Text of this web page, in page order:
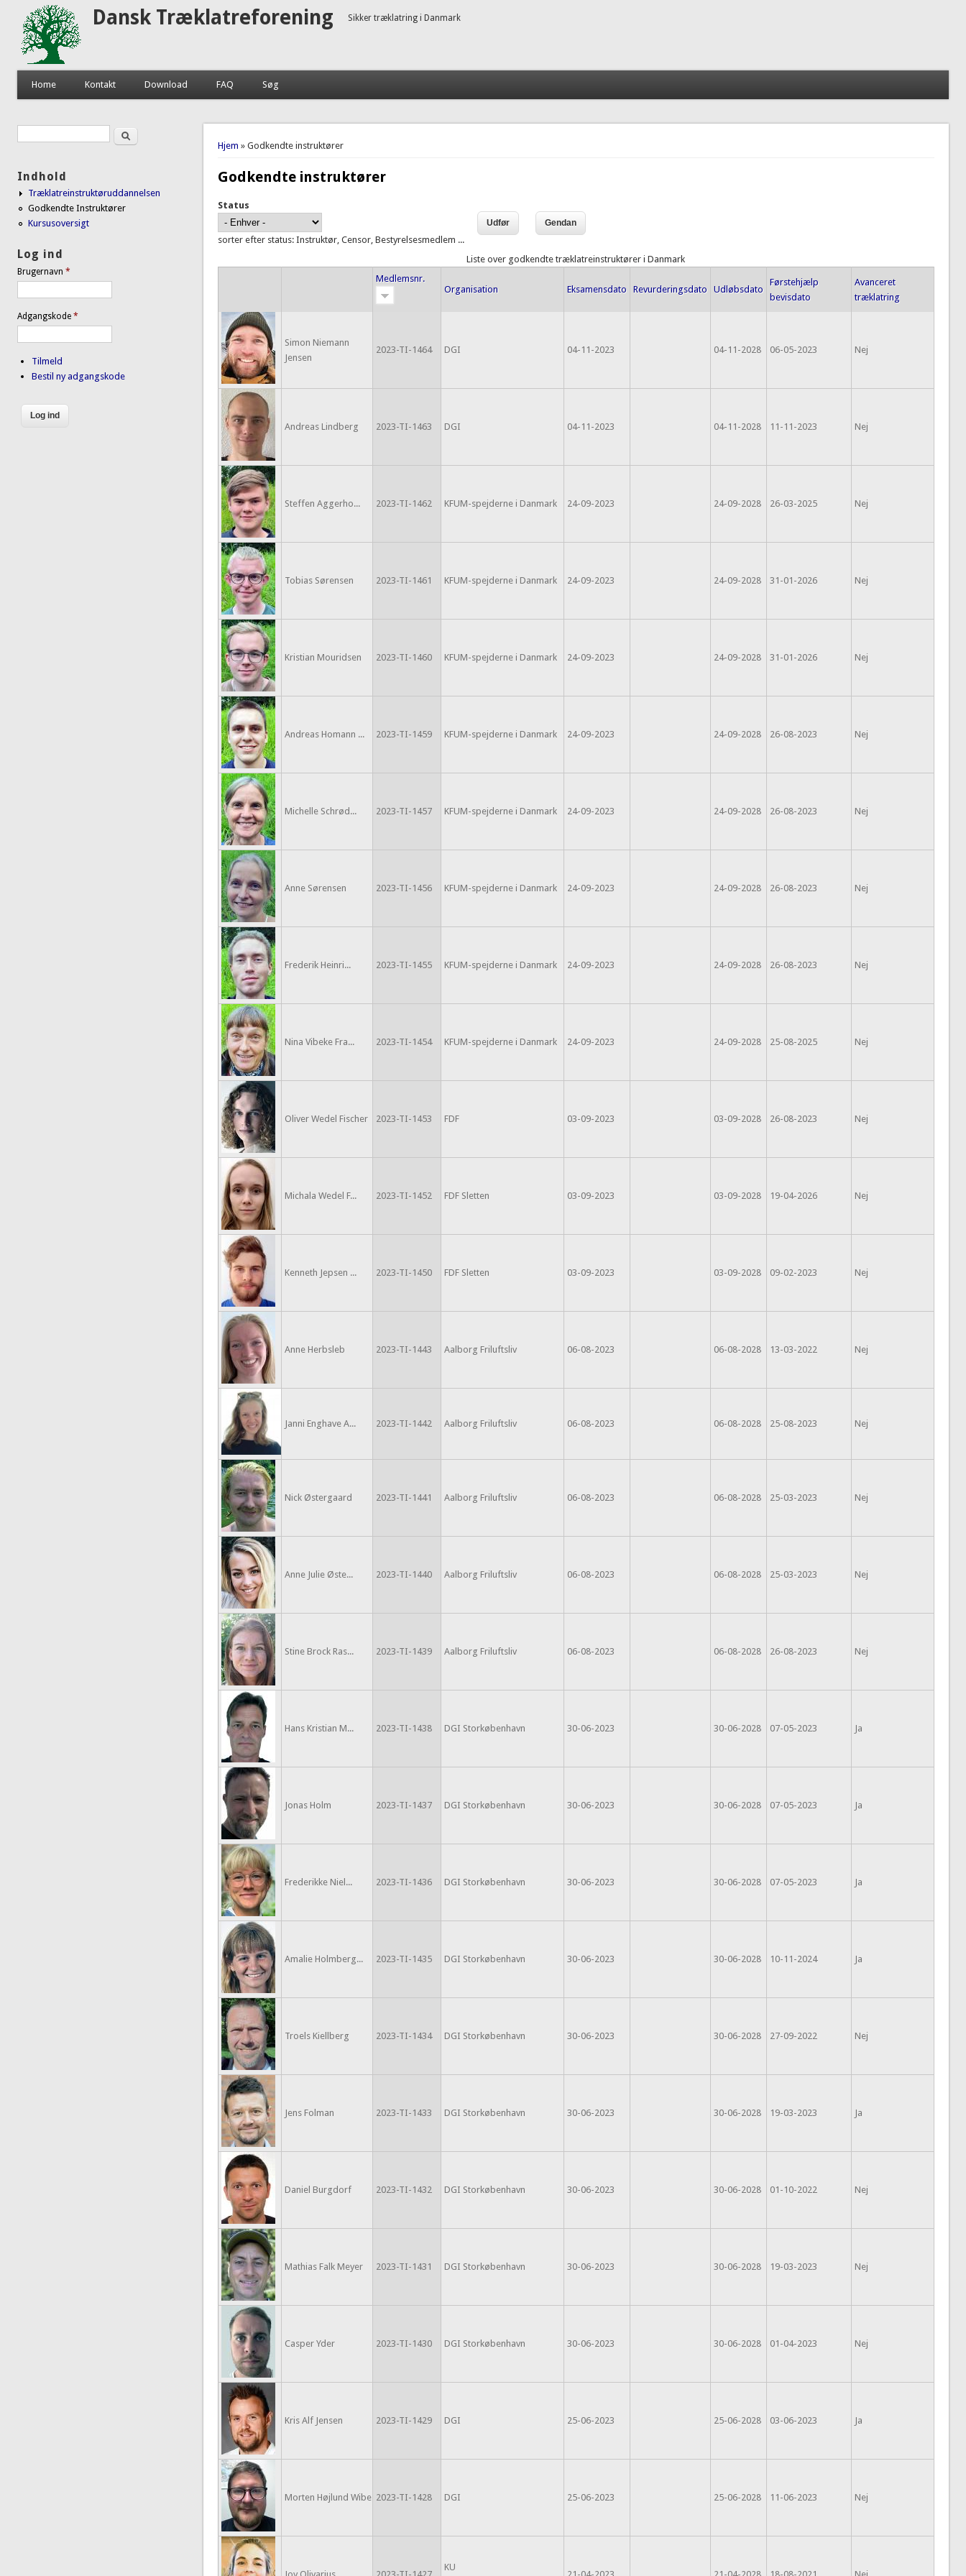
Dansk Træklatreforening Sikker træklatring i Danmark
Home Kontakt Download FAQ Søg
Du er her
Hjem » Godkendte instruktører
Godkendte instruktører
Status
sorter efter status: Instruktør, Censor, Bestyrelsesmedlem ...
Liste over godkendte træklatreinstruktører i Danmark
Medlemsnr.
Organisation
Eksamensdato Revurderingsdato Udløbsdato
Førstehjælp
bevisdato
Avanceret
træklatring
Simon Niemann
Jensen
2023-TI-1464 DGI 04-11-2023 04-11-2028 06-05-2023 Nej
Andreas Lindberg 2023-TI-1463 DGI 04-11-2023 04-11-2028 11-11-2023 Nej
Steffen Aggerho... 2023-TI-1462 KFUM-spejderne i Danmark 24-09-2023 24-09-2028 26-03-2025 Nej
Tobias Sørensen 2023-TI-1461 KFUM-spejderne i Danmark 24-09-2023 24-09-2028 31-01-2026 Nej
Kristian Mouridsen 2023-TI-1460 KFUM-spejderne i Danmark 24-09-2023 24-09-2028 31-01-2026 Nej
Andreas Homann ... 2023-TI-1459 KFUM-spejderne i Danmark 24-09-2023 24-09-2028 26-08-2023 Nej
Michelle Schrød... 2023-TI-1457 KFUM-spejderne i Danmark 24-09-2023 24-09-2028 26-08-2023 Nej
Anne Sørensen 2023-TI-1456 KFUM-spejderne i Danmark 24-09-2023 24-09-2028 26-08-2023 Nej
Frederik Heinri... 2023-TI-1455 KFUM-spejderne i Danmark 24-09-2023 24-09-2028 26-08-2023 Nej
Nina Vibeke Fra... 2023-TI-1454 KFUM-spejderne i Danmark 24-09-2023 24-09-2028 25-08-2025 Nej
Oliver Wedel Fischer 2023-TI-1453 FDF 03-09-2023 03-09-2028 26-08-2023 Nej
Michala Wedel F... 2023-TI-1452 FDF Sletten 03-09-2023 03-09-2028 19-04-2026 Nej
Kenneth Jepsen ... 2023-TI-1450 FDF Sletten 03-09-2023 03-09-2028 09-02-2023 Nej
Anne Herbsleb 2023-TI-1443 Aalborg Friluftsliv 06-08-2023 06-08-2028 13-03-2022 Nej
Janni Enghave A... 2023-TI-1442 Aalborg Friluftsliv 06-08-2023 06-08-2028 25-08-2023 Nej
Nick Østergaard 2023-TI-1441 Aalborg Friluftsliv 06-08-2023 06-08-2028 25-03-2023 Nej
Anne Julie Øste... 2023-TI-1440 Aalborg Friluftsliv 06-08-2023 06-08-2028 25-03-2023 Nej
Stine Brock Ras... 2023-TI-1439 Aalborg Friluftsliv 06-08-2023 06-08-2028 26-08-2023 Nej
Hans Kristian M... 2023-TI-1438 DGI Storkøbenhavn 30-06-2023 30-06-2028 07-05-2023 Ja
Jonas Holm 2023-TI-1437 DGI Storkøbenhavn 30-06-2023 30-06-2028 07-05-2023 Ja
Frederikke Niel... 2023-TI-1436 DGI Storkøbenhavn 30-06-2023 30-06-2028 07-05-2023 Ja
Amalie Holmberg... 2023-TI-1435 DGI Storkøbenhavn 30-06-2023 30-06-2028 10-11-2024 Ja
Troels Kiellberg 2023-TI-1434 DGI Storkøbenhavn 30-06-2023 30-06-2028 27-09-2022 Nej
Jens Folman 2023-TI-1433 DGI Storkøbenhavn 30-06-2023 30-06-2028 19-03-2023 Ja
Daniel Burgdorf 2023-TI-1432 DGI Storkøbenhavn 30-06-2023 30-06-2028 01-10-2022 Nej
Mathias Falk Meyer 2023-TI-1431 DGI Storkøbenhavn 30-06-2023 30-06-2028 19-03-2023 Nej
Casper Yder 2023-TI-1430 DGI Storkøbenhavn 30-06-2023 30-06-2028 01-04-2023 Nej
Kris Alf Jensen 2023-TI-1429 DGI 25-06-2023 25-06-2028 03-06-2023 Ja
Morten Højlund Wibe 2023-TI-1428 DGI 25-06-2023 25-06-2028 11-06-2023 Nej
KU
Søgefelt Søg
Indhold
Træklatreinstruktøruddannelsen
Godkendte Instruktører
Kursusoversigt
Log ind
Brugernavn *
Adgangskode *
Tilmeld
Bestil ny adgangskode